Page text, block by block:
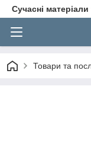
Сучасні
Товари та